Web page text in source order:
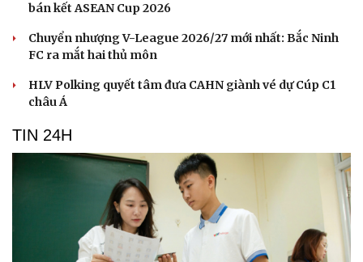
bán kết ASEAN Cup 2026
Chuyển nhượng V-League 2026/27 mới nhất: Bắc Ninh
FC ra mắt hai thủ môn
HLV Polking quyết tâm đưa CAHN giành vé dự Cúp C1
châu Á
TIN 24H